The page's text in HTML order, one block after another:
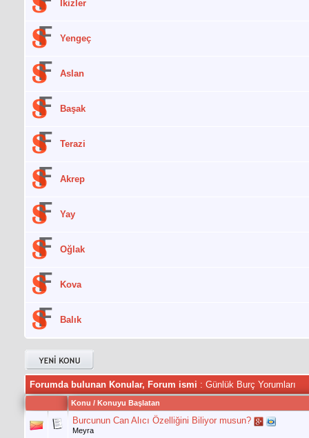
İkizler
Yengeç
Aslan
Başak
Terazi
Akrep
Yay
Oğlak
Kova
Balık
Forumda bulunan Konular, Forum ismi : Günlük Burç Yorumları
Konu / Konuyu Başlatan
Burcunun Can Alıcı Özelliğini Biliyor musun?
Meyra